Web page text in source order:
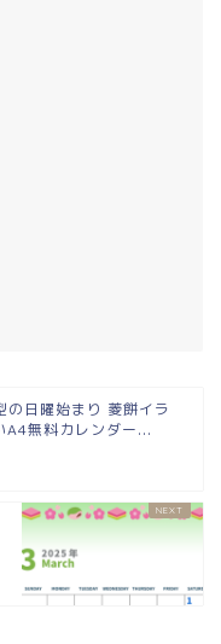
日曜始まり 菱餅イラ
A4無料カレンダー...